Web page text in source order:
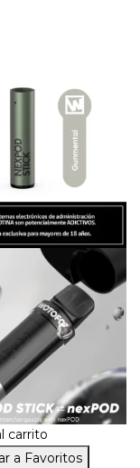
carrito
a Favoritos